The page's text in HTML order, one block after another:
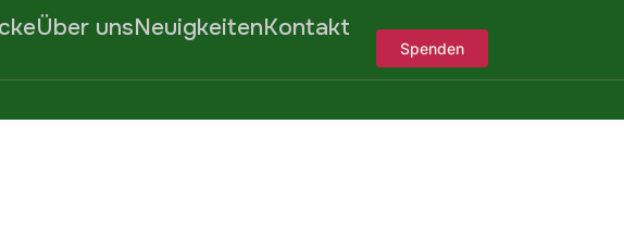
Über unsNeuigkeitenKontakt
Spenden